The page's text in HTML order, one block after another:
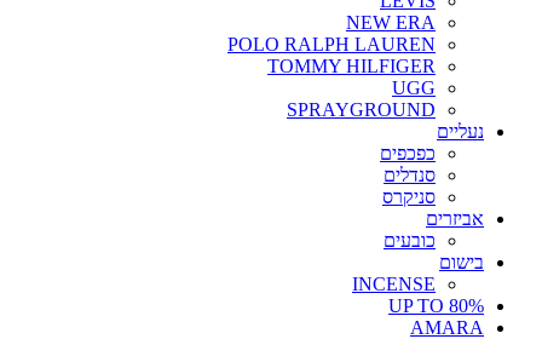
NEW ERA
POLO RALPH LAUREN
TOMMY HILFIGER
UGG
SPRAYGROUND
נעליים
כפכפים
סנדלים
סניקרס
אביזרים
כובעים
בישום
INCENSE
UP TO 80%
AMARA